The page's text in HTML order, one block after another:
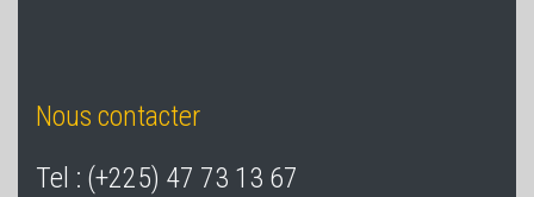
Nous contacter
Tel : (+225) 47 73 13 67